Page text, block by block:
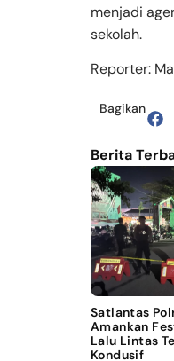
menjadi
sekolah.
Reporter:
Bagikan
Berita
Satlantas
Amankan
Lalu Lintas
Kondusif